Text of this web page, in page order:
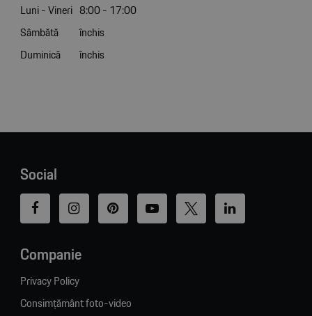
Luni - Vineri 8:00 - 17:00
Sâmbătă
închis
Duminică
închis
Social
Companie
Privacy Policy
Consimțământ foto-video